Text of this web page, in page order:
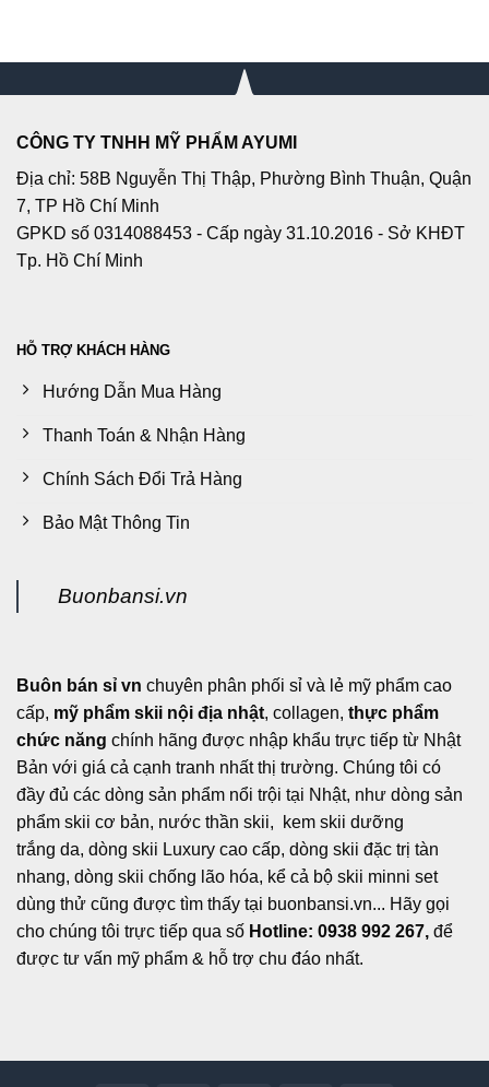
CÔNG TY TNHH MỸ PHẨM AYUMI
Địa chỉ: 58B Nguyễn Thị Thập, Phường Bình Thuận, Quận
7, TP Hồ Chí Minh
GPKD số 0314088453 - Cấp ngày 31.10.2016 - Sở KHĐT
Tp. Hồ Chí Minh
HỖ TRỢ KHÁCH HÀNG
Hướng Dẫn Mua Hàng
Thanh Toán & Nhận Hàng
Chính Sách Đổi Trả Hàng
Bảo Mật Thông Tin
Buonbansi.vn
Buôn bán sỉ vn chuyên phân phối sỉ và lẻ mỹ phẩm cao
cấp, mỹ phẩm skii nội địa nhật, collagen, thực phẩm
chức năng chính hãng được nhập khẩu trực tiếp từ Nhật
Bản với giá cả cạnh tranh nhất thị trường. Chúng tôi có
đầy đủ các dòng sản phẩm nổi trội tại Nhật, như dòng sản
phẩm skii cơ bản, nước thần skii, kem skii dưỡng
trắng da, dòng skii Luxury cao cấp, dòng skii đặc trị tàn
nhang, dòng skii chống lão hóa, kể cả bộ skii minni set
dùng thử cũng được tìm thấy tại buonbansi.vn... Hãy gọi
cho chúng tôi trực tiếp qua số Hotline: 0938 992 267, để
được tư vấn mỹ phẩm & hỗ trợ chu đáo nhất.